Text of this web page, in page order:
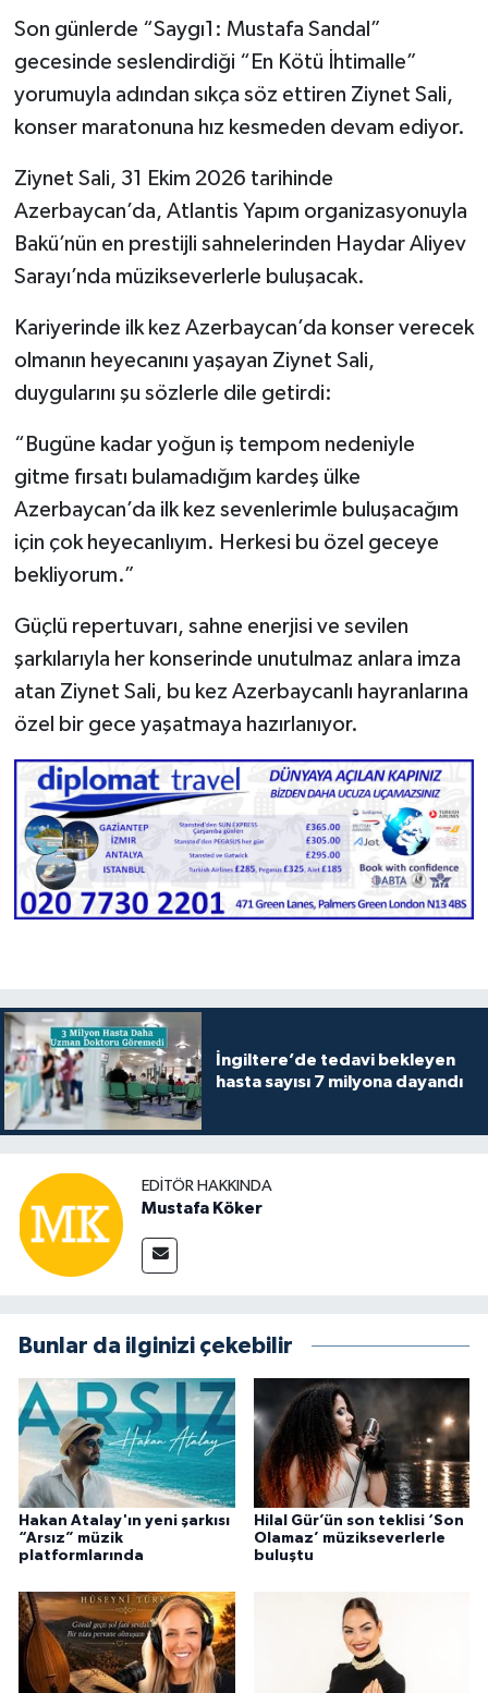
Son günlerde “Saygı1: Mustafa Sandal”
gecesinde seslendirdiği “En Kötü İhtimalle”
yorumuyla adından sıkça söz ettiren Ziynet Sali,
konser maratonuna hız kesmeden devam ediyor.
Ziynet Sali, 31 Ekim 2026 tarihinde
Azerbaycan’da, Atlantis Yapım organizasyonuyla
Bakü’nün en prestijli sahnelerinden Haydar Aliyev
Sarayı’nda müzikseverlerle buluşacak.
Kariyerinde ilk kez Azerbaycan’da konser verecek
olmanın heyecanını yaşayan Ziynet Sali,
duygularını şu sözlerle dile getirdi:
“Bugüne kadar yoğun iş tempom nedeniyle
gitme fırsatı bulamadığım kardeş ülke
Azerbaycan’da ilk kez sevenlerimle buluşacağım
için çok heyecanlıyım. Herkesi bu özel geceye
bekliyorum.”
Güçlü repertuvarı, sahne enerjisi ve sevilen
şarkılarıyla her konserinde unutulmaz anlara imza
atan Ziynet Sali, bu kez Azerbaycanlı hayranlarına
özel bir gece yaşatmaya hazırlanıyor.
İngiltere’de tedavi bekleyen
hasta sayısı 7 milyona dayandı
EDITÖR HAKKINDA
Mustafa Köker
Bunlar da ilginizi çekebilir
Hakan Atalay'ın yeni şarkısı
“Arsız” müzik
platformlarında
Hilal Gür’ün son teklisi ‘Son
Olamaz’ müzikseverlerle
buluştu